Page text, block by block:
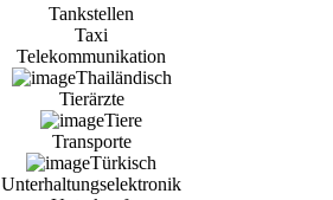
Tankstellen
Taxi
Telekommunikation
Thailändisch
Tierärzte
Tiere
Transporte
Türkisch
Unterhaltungselektronik